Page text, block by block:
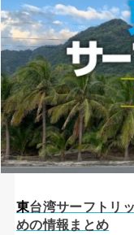
東台湾サーフトリップガイド｜台東でサーフィンするた
めの情報まとめ